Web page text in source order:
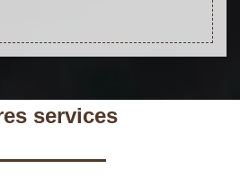
services